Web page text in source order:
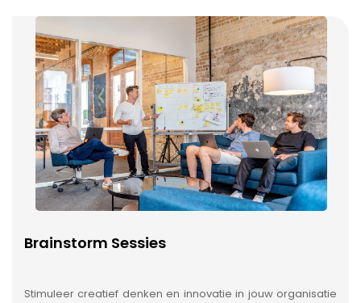
Brainstorm Sessies
Stimuleer creatief denken en innovatie in jouw organisatie